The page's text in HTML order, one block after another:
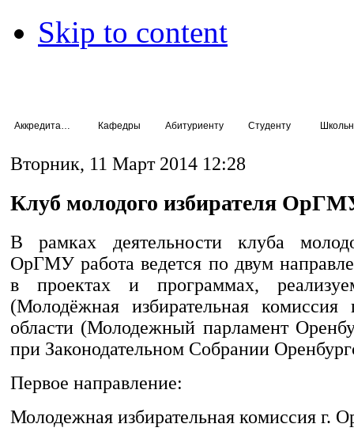
Skip to content
Кафедры Абитуриенту Студенту
Вторник, 11 Март 2014 12:28
Клуб молодого избирателя
В рамках деятельности клуба
ОрГМУ работа ведется по двум
в проектах и программах,
(Молодёжная избирательная
области (Молодежный парламент
при Законодательном Собрании
Первое направление:
Молодежная избирательная комиссия г.